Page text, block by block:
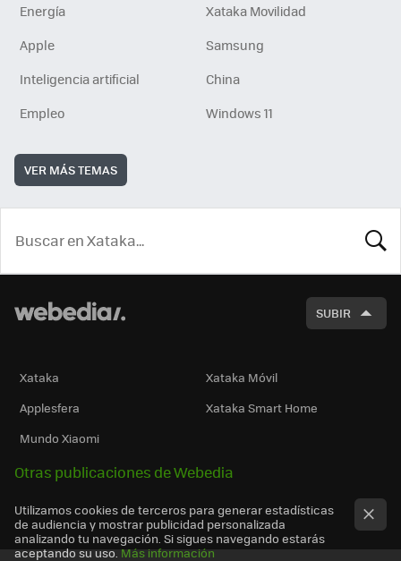
Energía
Xataka Movilidad
Apple
Samsung
Inteligencia artificial
China
Empleo
Windows 11
VER MÁS TEMAS
SUBIR
Xataka
Xataka Móvil
Applesfera
Xataka Smart Home
Mundo Xiaomi
Otras publicaciones de Webedia
Utilizamos cookies de terceros para generar estadísticas
de audiencia y mostrar publicidad personalizada
analizando tu navegación. Si sigues navegando estarás
aceptando su uso. Más información